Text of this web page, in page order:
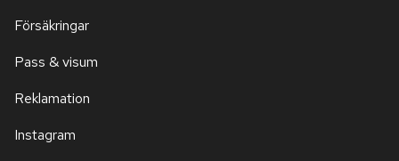
Försäkringar
Pass & visum
Reklamation
Instagram